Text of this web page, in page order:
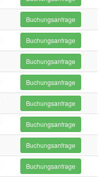
Buchungsanfrage
Buchungsanfrage
Buchungsanfrage
Buchungsanfrage
Buchungsanfrage
Buchungsanfrage
Buchungsanfrage
Buchungsanfrage